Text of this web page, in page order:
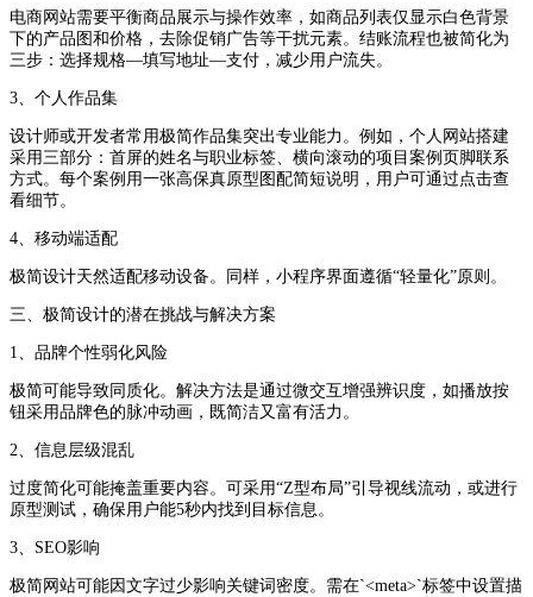
电商网站需要平衡商品展示与操作效率，如商品列表仅显示白色背景
下的产品图和价格，去除促销广告等干扰元素。结账流程也被简化为
三步：选择规格—填写地址—支付，减少用户流失。
3、个人作品集
设计师或开发者常用极简作品集突出专业能力。例如，个人网站搭建
采用三部分：首屏的姓名与职业标签、横向滚动的项目案例页脚联系
方式。每个案例用一张高保真原型图配简短说明，用户可通过点击查
看细节。
4、移动端适配
极简设计天然适配移动设备。同样，小程序界面遵循“轻量化”原则。
三、极简设计的潜在挑战与解决方案
1、品牌个性弱化风险
极简可能导致同质化。解决方法是通过微交互增强辨识度，如播放按
钮采用品牌色的脉冲动画，既简洁又富有活力。
2、信息层级混乱
过度简化可能掩盖重要内容。可采用“Z型布局”引导视线流动，或进行
原型测试，确保用户能5秒内找到目标信息。
3、SEO影响
极简网站可能因文字过少影响关键词密度。需在`<meta>`标签中设置描